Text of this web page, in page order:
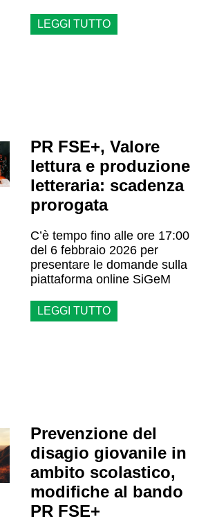
LEGGI TUTTO
PR FSE+, Valore
lettura e produzione
letteraria: scadenza
prorogata
C’è tempo fino alle ore 17:00
del 6 febbraio 2026 per
presentare le domande sulla
piattaforma online SiGeM
LEGGI TUTTO
Prevenzione del
disagio giovanile in
ambito scolastico,
modifiche al bando
PR FSE+